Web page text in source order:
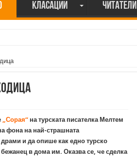
Класации Читатели
„Сорая“на турската писателка Мелтем
фона на най-страшната
драми и да опише как едно турско
в дома им. Оказва се, че сделка